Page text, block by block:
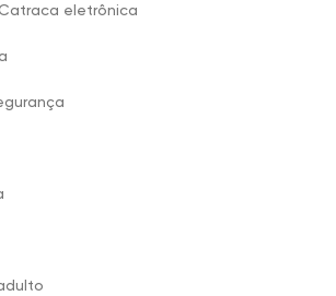
eletrônica